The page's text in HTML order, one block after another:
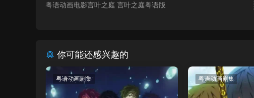
粤语动画电影言叶之庭 言叶之庭粤语版
你可能还感兴趣的
粤语动画剧集 粤语动画剧集